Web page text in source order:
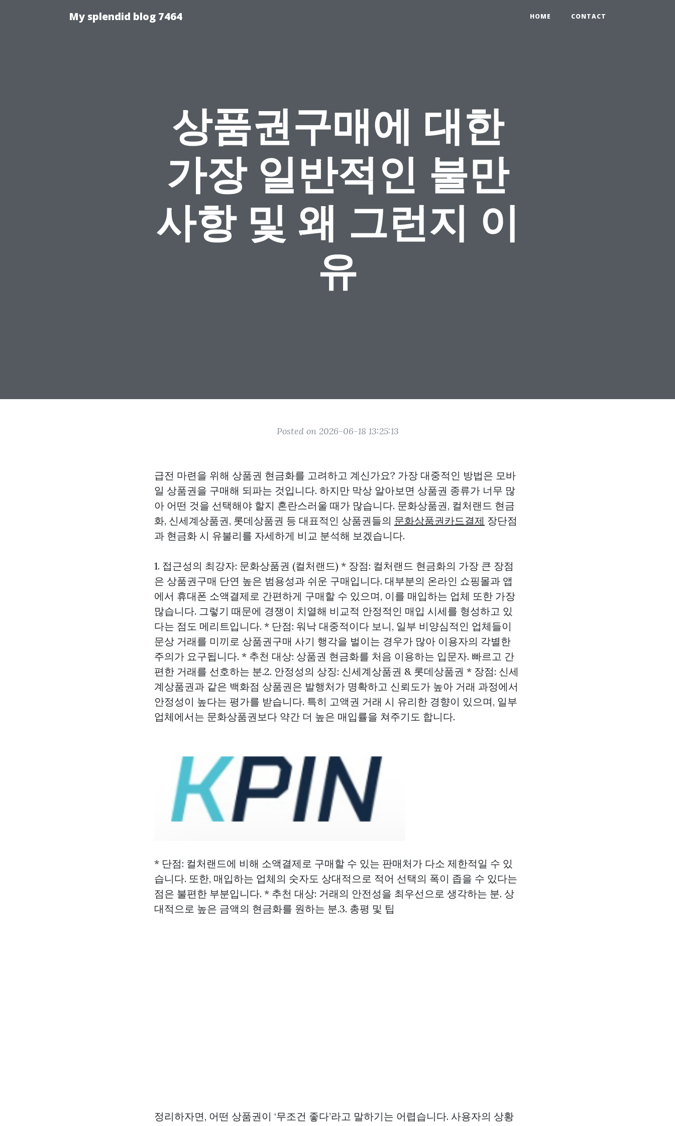
My splendid blog 7464 HOME CONTACT
상품권구매에 대한
가장 일반적인 불만
사항 및 왜 그런지 이
유
Posted on 2026-06-18 13:25:13
급전 마련을 위해 상품권 현금화를 고려하고 계신가요? 가장 대중적인 방법은 모바
일 상품권을 구매해 되파는 것입니다. 하지만 막상 알아보면 상품권 종류가 너무 많
아 어떤 것을 선택해야 할지 혼란스러울 때가 많습니다. 문화상품권, 컬처랜드 현금
화, 신세계상품권, 롯데상품권 등 대표적인 상품권들의 문화상품권카드결제 장단점
과 현금화 시 유불리를 자세하게 비교 분석해 보겠습니다.
1. 접근성의 최강자: 문화상품권 (컬처랜드) * 장점: 컬처랜드 현금화의 가장 큰 장점
은 상품권구매 단연 높은 범용성과 쉬운 구매입니다. 대부분의 온라인 쇼핑몰과 앱
에서 휴대폰 소액결제로 간편하게 구매할 수 있으며, 이를 매입하는 업체 또한 가장
많습니다. 그렇기 때문에 경쟁이 치열해 비교적 안정적인 매입 시세를 형성하고 있
다는 점도 메리트입니다. * 단점: 워낙 대중적이다 보니, 일부 비양심적인 업체들이
문상 거래를 미끼로 상품권구매 사기 행각을 벌이는 경우가 많아 이용자의 각별한
주의가 요구됩니다. * 추천 대상: 상품권 현금화를 처음 이용하는 입문자. 빠르고 간
편한 거래를 선호하는 분.2. 안정성의 상징: 신세계상품권 & 롯데상품권 * 장점: 신세
계상품권과 같은 백화점 상품권은 발행처가 명확하고 신뢰도가 높아 거래 과정에서
안정성이 높다는 평가를 받습니다. 특히 고액권 거래 시 유리한 경향이 있으며, 일부
업체에서는 문화상품권보다 약간 더 높은 매입률을 쳐주기도 합니다.
* 단점: 컬처랜드에 비해 소액결제로 구매할 수 있는 판매처가 다소 제한적일 수 있
습니다. 또한, 매입하는 업체의 숫자도 상대적으로 적어 선택의 폭이 좁을 수 있다는
점은 불편한 부분입니다. * 추천 대상: 거래의 안전성을 최우선으로 생각하는 분. 상
대적으로 높은 금액의 현금화를 원하는 분.3. 총평 및 팁
정리하자면, 어떤 상품권이 ‘무조건 좋다’라고 말하기는 어렵습니다. 사용자의 상황